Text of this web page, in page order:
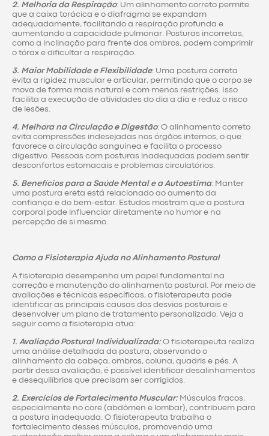
2. Melhoria da Respiração: Um alinhamento correto permite
que a caixa torácica e o diafragma se expandam
adequadamente, facilitando a respiração profunda e
aumentando a capacidade pulmonar. Posturas incorretas,
como a inclinação para frente dos ombros, podem comprimir
o tórax e dificultar a respiração.
3. Maior Mobilidade e Flexibilidade: Uma postura correta
evita a rigidez muscular e articular, permitindo que o corpo se
mova de forma mais natural e com menos restrições. Isso
facilita a execução de atividades do dia a dia e reduz o risco
de lesões.
4. Melhora na Circulação e Digestão: O alinhamento correto
evita compressões indesejadas nos órgãos internos, o que
favorece a circulação sanguínea e facilita o processo
digestivo. Pessoas com posturas inadequadas podem sentir
desconfortos estomacais e problemas circulatórios.
5. Benefícios para a Saúde Mental e a Autoestima: Manter
uma postura ereta está relacionado ao aumento da
confiança e do bem-estar. Estudos mostram que a postura
corporal pode influenciar diretamente no humor e na
percepção de si mesmo.
Como a Fisioterapia Ajuda no Alinhamento Postural
A fisioterapia desempenha um papel fundamental na
correção e manutenção do alinhamento postural. Por meio de
avaliações e técnicas específicas, o fisioterapeuta pode
identificar as principais causas dos desvios posturais e
desenvolver um plano de tratamento personalizado. Veja a
seguir como a fisioterapia atua:
1. Avaliação Postural Individualizada:O fisioterapeuta realiza
uma análise detalhada da postura, observando o
alinhamento da cabeça, ombros, coluna, quadris e pés. A
partir dessa avaliação, é possível identificar desalinhamentos
e desequilíbrios que precisam ser corrigidos.
2. Exercícios de Fortalecimento Muscular: Músculos fracos,
especialmente no core (abdômen e lombar), contribuem para
a postura inadequada. O fisioterapeuta trabalha o
fortalecimento desses músculos, promovendo uma